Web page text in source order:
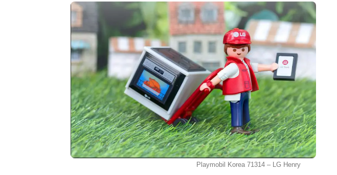
Playmobil Korea 71314 – LG Henry